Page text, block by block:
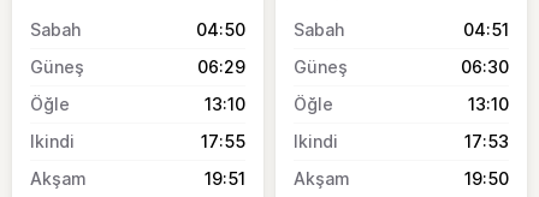
04:50
06:29
13:10
17:55
19:51
04:51
06:30
13:10
17:53
19:50